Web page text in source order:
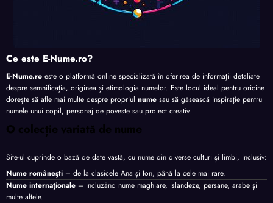
Ce este E-Nume.ro?
E-Nume.ro este o platformă online specializată în oferirea de informații detaliate
despre semnificația, originea și etimologia numelor. Este locul ideal pentru oricine
dorește să afle mai multe despre propriul nume sau să găsească inspirație pentru
numele unui copil, personaj de poveste sau proiect creativ.
O colecție variată de nume
Site-ul cuprinde o bază de date vastă, cu nume din diverse culturi și limbi, inclusiv:
Nume românești – de la clasicele Ana și Ion, până la cele mai rare.
Nume internaționale – incluzând nume maghiare, islandeze, persane, arabe și
multe altele.